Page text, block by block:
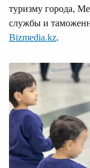
туризму города,
службы и
Bizmedia.kz.